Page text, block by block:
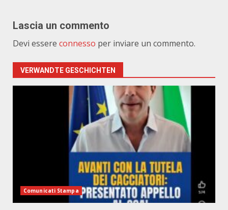
Lascia un commento
Devi essere connesso per inviare un commento.
VERWANDTE GESCHICHTEN
Comunicati Stampa